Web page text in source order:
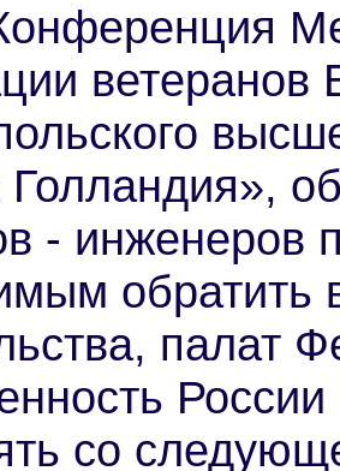
- инженеров
обратить
палат
со